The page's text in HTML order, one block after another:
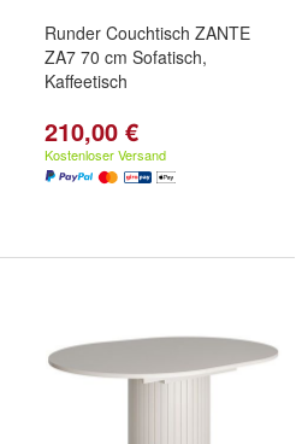
Runder Couchtisch ZANTE
ZA7 70 cm Sofatisch,
Kaffeetisch
210,00 €
Kostenloser Versand